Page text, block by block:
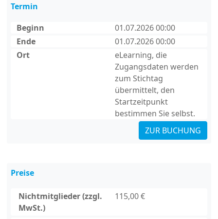
Termin
Beginn
01.07.2026 00:00
Ende
01.07.2026 00:00
Ort
eLearning, die
Zugangsdaten werden
zum Stichtag
übermittelt, den
Startzeitpunkt
bestimmen Sie selbst.
ZUR BUCHUNG
Preise
Nichtmitglieder (zzgl.
MwSt.)
115,00 €